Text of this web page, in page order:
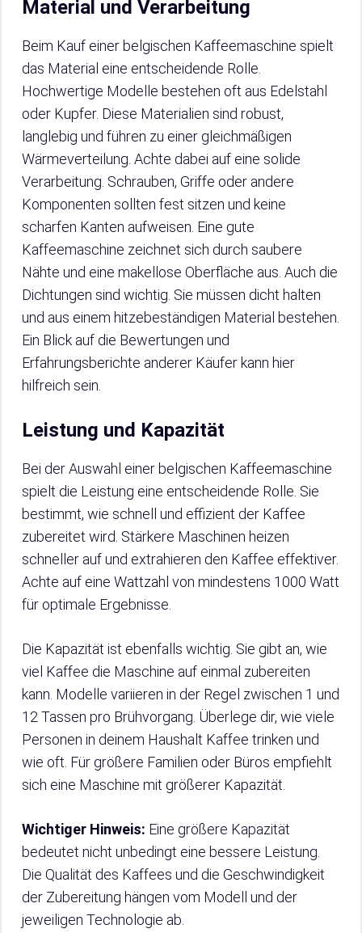
Material und Verarbeitung
Beim Kauf einer belgischen Kaffeemaschine spielt
das Material eine entscheidende Rolle.
Hochwertige Modelle bestehen oft aus Edelstahl
oder Kupfer. Diese Materialien sind robust,
langlebig und führen zu einer gleichmäßigen
Wärmeverteilung. Achte dabei auf eine solide
Verarbeitung. Schrauben, Griffe oder andere
Komponenten sollten fest sitzen und keine
scharfen Kanten aufweisen. Eine gute
Kaffeemaschine zeichnet sich durch saubere
Nähte und eine makellose Oberfläche aus. Auch die
Dichtungen sind wichtig. Sie müssen dicht halten
und aus einem hitzebeständigen Material bestehen.
Ein Blick auf die Bewertungen und
Erfahrungsberichte anderer Käufer kann hier
hilfreich sein.
Leistung und Kapazität
Bei der Auswahl einer belgischen Kaffeemaschine
spielt die Leistung eine entscheidende Rolle. Sie
bestimmt, wie schnell und effizient der Kaffee
zubereitet wird. Stärkere Maschinen heizen
schneller auf und extrahieren den Kaffee effektiver.
Achte auf eine Wattzahl von mindestens 1000 Watt
für optimale Ergebnisse.
Die Kapazität ist ebenfalls wichtig. Sie gibt an, wie
viel Kaffee die Maschine auf einmal zubereiten
kann. Modelle variieren in der Regel zwischen 1 und
12 Tassen pro Brühvorgang. Überlege dir, wie viele
Personen in deinem Haushalt Kaffee trinken und
wie oft. Für größere Familien oder Büros empfiehlt
sich eine Maschine mit größerer Kapazität.
Wichtiger Hinweis: Eine größere Kapazität
bedeutet nicht unbedingt eine bessere Leistung.
Die Qualität des Kaffees und die Geschwindigkeit
der Zubereitung hängen vom Modell und der
jeweiligen Technologie ab.